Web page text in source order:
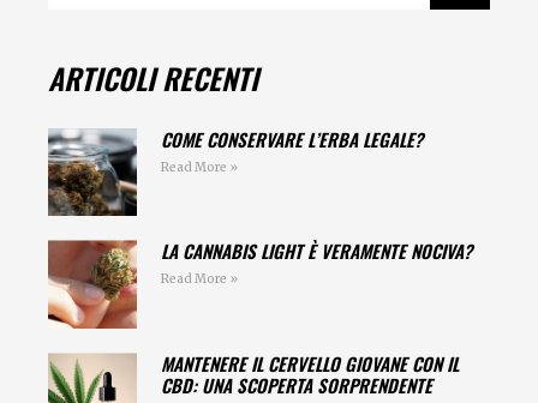
ARTICOLI RECENTI
COME CONSERVARE L’ERBA LEGALE?
Read More »
LA CANNABIS LIGHT È VERAMENTE NOCIVA?
Read More »
MANTENERE IL CERVELLO GIOVANE CON IL
CBD: UNA SCOPERTA SORPRENDENTE